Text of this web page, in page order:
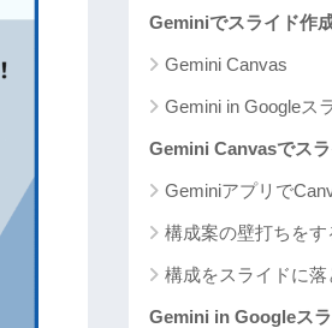
Geminiでスライド作
Gemini Canvas
Gemini in Googleス
Gemini Canvasでス
Geminiアプリで
構成案の壁打ちをす
構成をスライドに落
Gemini in Googleス